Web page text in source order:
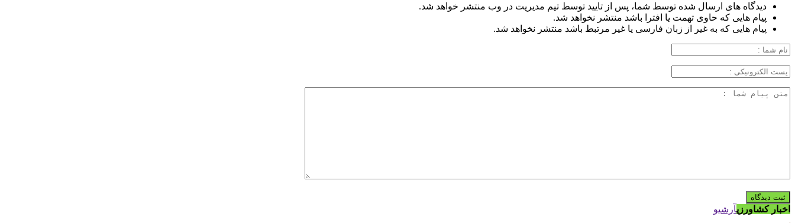
دیدگاه های ارسال شده توسط شما، پس از تایید توسط تیم مدیریت در وب منتشر خواهد شد.
پیام هایی که حاوی تهمت یا افترا باشد منتشر نخواهد شد.
پیام هایی که به غیر از زبان فارسی یا غیر مرتبط باشد منتشر نخواهد شد.
اخبار کشاورزیآرشیو